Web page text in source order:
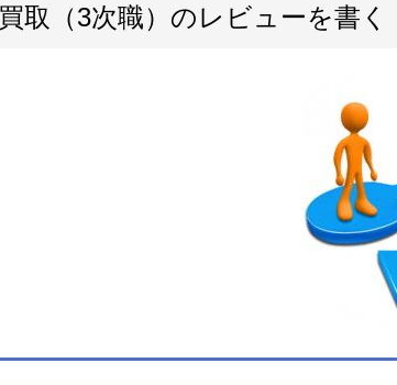
取（3次職）のレビューを書く